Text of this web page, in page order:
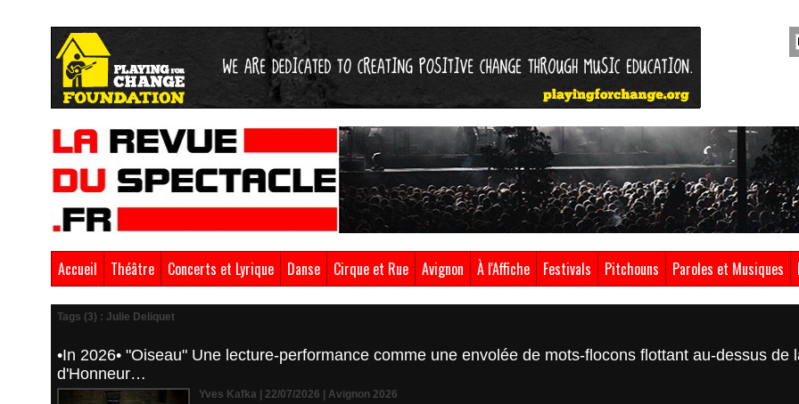
Accueil Théâtre Concerts et Lyrique Danse Cirque et Rue Avignon À l'Affiche Festivals Pitchouns Paroles et Musiques
Tags (3) : Julie Deliquet
•In 2026• "Oiseau" Une lecture-performance comme une envolée de mots-flocons flottant au-dessus de
d'Honneur…
Yves Kafka | 22/07/2026
Avignon 2026